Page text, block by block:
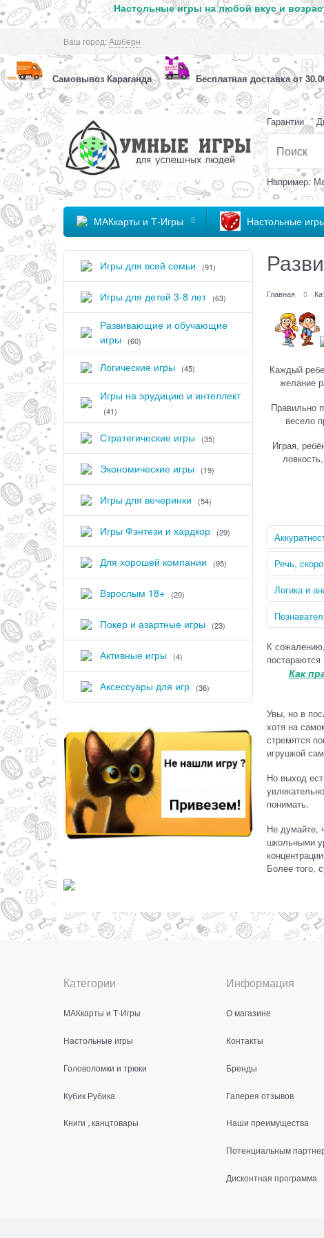
Настольные игры на любой вкус и
Ваш город:Ашберн
Самовывоз Караганда Бесплатная доставка от
Гарантии
Например:
МАКкарты и Т-Игры Настольные
Игры для всей семьи (91)
Игры для детей 3-8 лет (63)
Развивающие и обучающие
игры
(60)
Логические игры (45)
Игры на эрудицию и интеллект
(41)
Стратегические игры (35)
Экономические игры (19)
Игры для вечеринки (54)
Игры Фэнтези и хардкор (29)
Для хорошей компании (95)
Взрослым 18+ (20)
Покер и азартные игры (23)
Активные игры (4)
Аксессуары для игр (36)
Главная
Каждый
желание
Правильно
весело
Играя,
Речь,
Логика и
К
Как
Увы, но в
хотя на
стремятся
игрушкой
Но выход
понимать.
Не думайте,
школьными
Более того,
Категории
МАКкарты и Т-Игры
Настольные игры
Головоломки и трюки
Кубик Рубика
Книги , канцтовары
Информация
О магазине
Контакты
Бренды
Галерея отзывов
Наши преимущества
Потенциальным
Дисконтная программа